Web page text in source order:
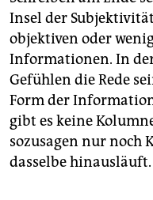
Insel der
objektiven oder
Informationen. In
Gefühlen die Rede
Form der
gibt es keine
sozusagen nur noch
dasselbe hinausläuft.